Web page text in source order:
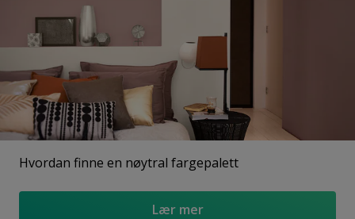
Hvordan finne en nøytral fargepalett
Lær mer